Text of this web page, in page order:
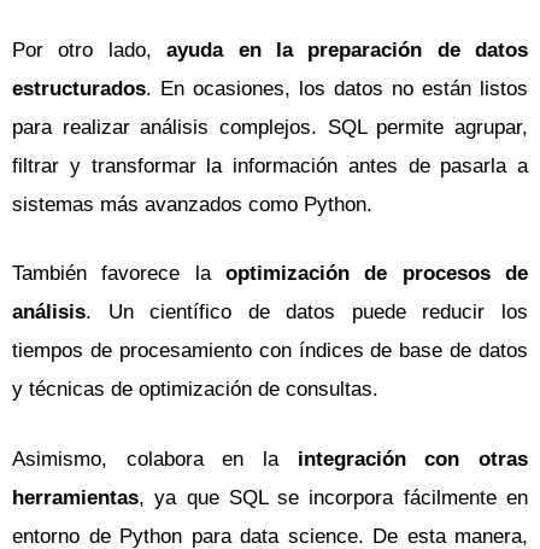
Por otro lado,ayuda en la preparación de datos
estructurados. En ocasiones, los datos no están listos
para realizar análisis complejos. SQL permite agrupar,
filtrar y transformar la información antes de pasarla a
sistemas más avanzados como Python.
También favorece laoptimización de procesos de
análisis. Un científico de datos puede reducir los
tiempos de procesamiento con índices de base de datos
y técnicas de optimización de consultas.
Asimismo, colabora en la integración con otras
herramientas, ya que SQL se incorpora fácilmente en
entorno de Python para data science. De esta manera,